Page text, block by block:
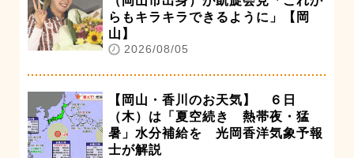
らもキラキラできるように」【岡
山】
2026/08/05
【岡山・香川のお天気】 ６日
（木）は「夏空続き 熱帯夜・猛
暑」水分補給を 光岡香洋気象予報
士が解説